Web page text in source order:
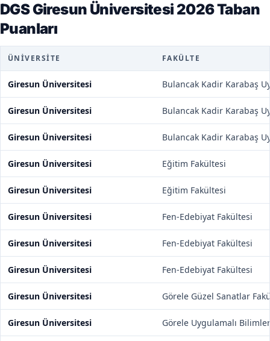
DGS Giresun Üniversitesi 2026 Taban
Puanları
ÜNIVERSITE FAKÜLTE
Giresun Üniversitesi Bulancak Kadir Karabaş
Giresun Üniversitesi Bulancak Kadir Karabaş
Giresun Üniversitesi Bulancak Kadir Karabaş
Giresun Üniversitesi Eğitim Fakültesi
Giresun Üniversitesi Eğitim Fakültesi
Giresun Üniversitesi Fen-Edebiyat Fakültesi
Giresun Üniversitesi Fen-Edebiyat Fakültesi
Giresun Üniversitesi Fen-Edebiyat Fakültesi
Giresun Üniversitesi Görele Güzel Sanatlar
Giresun Üniversitesi Görele Uygulamalı